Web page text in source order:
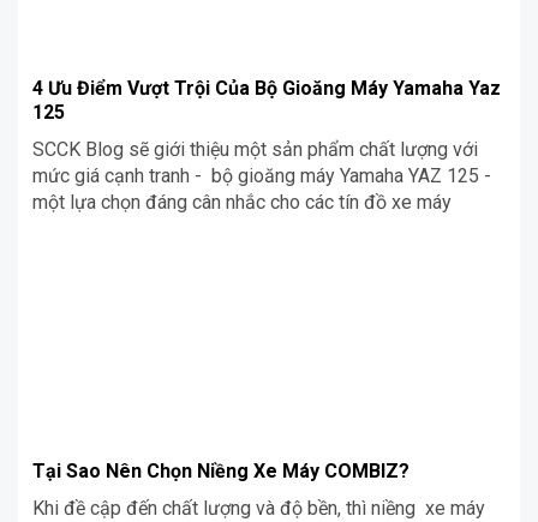
4 Ưu Điểm Vượt Trội Của Bộ Gioăng Máy Yamaha Yaz
125
SCCK Blog sẽ giới thiệu một sản phẩm chất lượng với
mức giá cạnh tranh - bộ gioăng máy Yamaha YAZ 125 -
một lựa chọn đáng cân nhắc cho các tín đồ xe máy
Tại Sao Nên Chọn Niềng Xe Máy COMBIZ?
Khi đề cập đến chất lượng và độ bền, thì niềng xe máy